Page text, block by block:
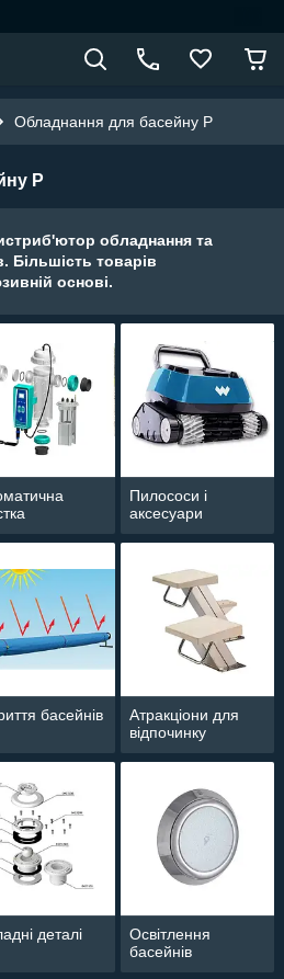
Обладнання для басейну P
P
обладнання та
Більшість товарів
основі.
Пилососи і
аксесуари
басейнів
Атракціони для
відпочинку
деталі
Освітлення
басейнів